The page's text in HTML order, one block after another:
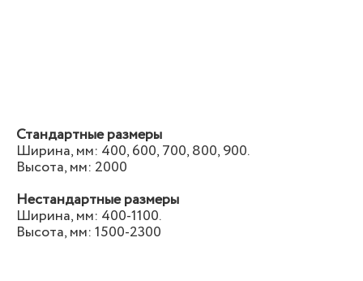
Стандартные размеры
Ширина, мм: 400, 600, 700, 800, 900.
Высота, мм: 2000
Нестандартные размеры
Ширина, мм: 400-1100.
Высота, мм: 1500-2300